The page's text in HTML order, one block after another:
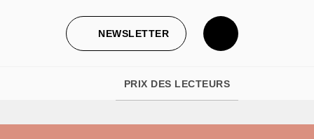
NEWSLETTER
PRIX DES LECTEURS